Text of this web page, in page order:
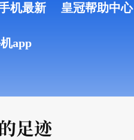
机最新
app
皇冠帮助中心
足迹